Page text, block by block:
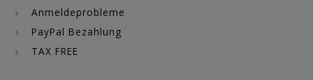
Anmeldeprobleme
PayPal Bezahlung
TAX FREE